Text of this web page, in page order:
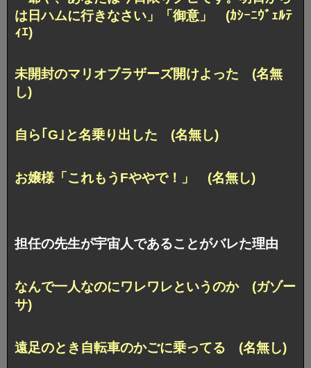
は日ハムに行きなさい」「御意」 (ｶｼｰﾆｳﾞｪﾙﾃ
ｨｴ)
未開封のマリオブラザーズ開けよった (名無
し)
自ら｢G｣と名乗り出した (名無し)
お嬢様「これもうFややで！」 (名無し)
担任の先生が宇宙人であることがバレた理由
なんで一人なのにワレワレというのか (ガゾー
サ)
遠足のとき自転車のかごに乗ってる (名無し)